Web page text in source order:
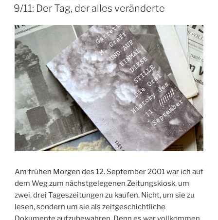
AM
9/11: Der Tag, der alles veränderte
Am frühen Morgen des 12. September 2001 war ich auf
dem Weg zum nächstgelegenen Zeitungskiosk, um
zwei, drei Tageszeitungen zu kaufen. Nicht, um sie zu
lesen, sondern um sie als zeitgeschichtliche